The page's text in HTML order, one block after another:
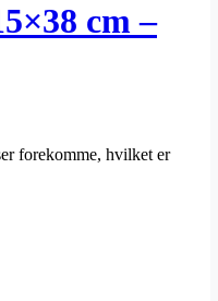
cm –
forekomme, hvilket er